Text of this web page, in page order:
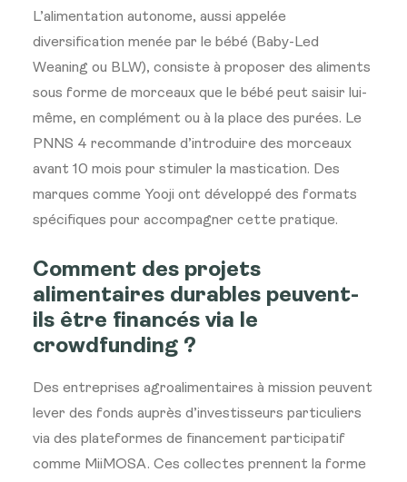
L’alimentation autonome, aussi appelée
diversification menée par le bébé (Baby-Led
Weaning ou BLW), consiste à proposer des aliments
sous forme de morceaux que le bébé peut saisir lui-
même, en complément ou à la place des purées. Le
PNNS 4 recommande d’introduire des morceaux
avant 10 mois pour stimuler la mastication. Des
marques comme Yooji ont développé des formats
spécifiques pour accompagner cette pratique.
Comment des projets
alimentaires durables peuvent-
ils être financés via le
crowdfunding ?
Des entreprises agroalimentaires à mission peuvent
lever des fonds auprès d’investisseurs particuliers
via des plateformes de financement participatif
comme MiiMOSA. Ces collectes prennent la forme